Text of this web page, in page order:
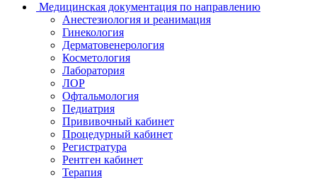
Медицинская документация по направлению
Анестезиология и реанимация
Гинекология
Дерматовенерология
Косметология
Лаборатория
ЛОР
Офтальмология
Педиатрия
Прививочный кабинет
Процедурный кабинет
Регистратура
Рентген кабинет
Терапия